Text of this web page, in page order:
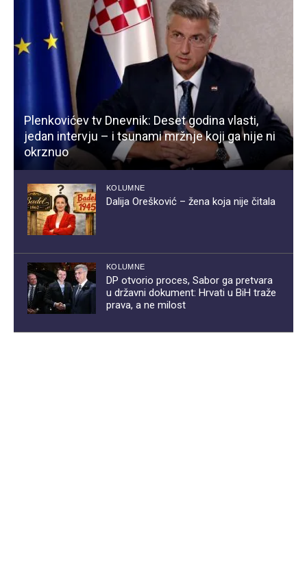
Plenkovićev tv Dnevnik: Deset godina vlasti,
jedan intervju – i tsunami mržnje koji ga nije ni
okrznuo
KOLUMNE
Dalija Orešković – žena koja nije čitala
KOLUMNE
DP otvorio proces, Sabor ga pretvara
u državni dokument: Hrvati u BiH traže
prava, a ne milost